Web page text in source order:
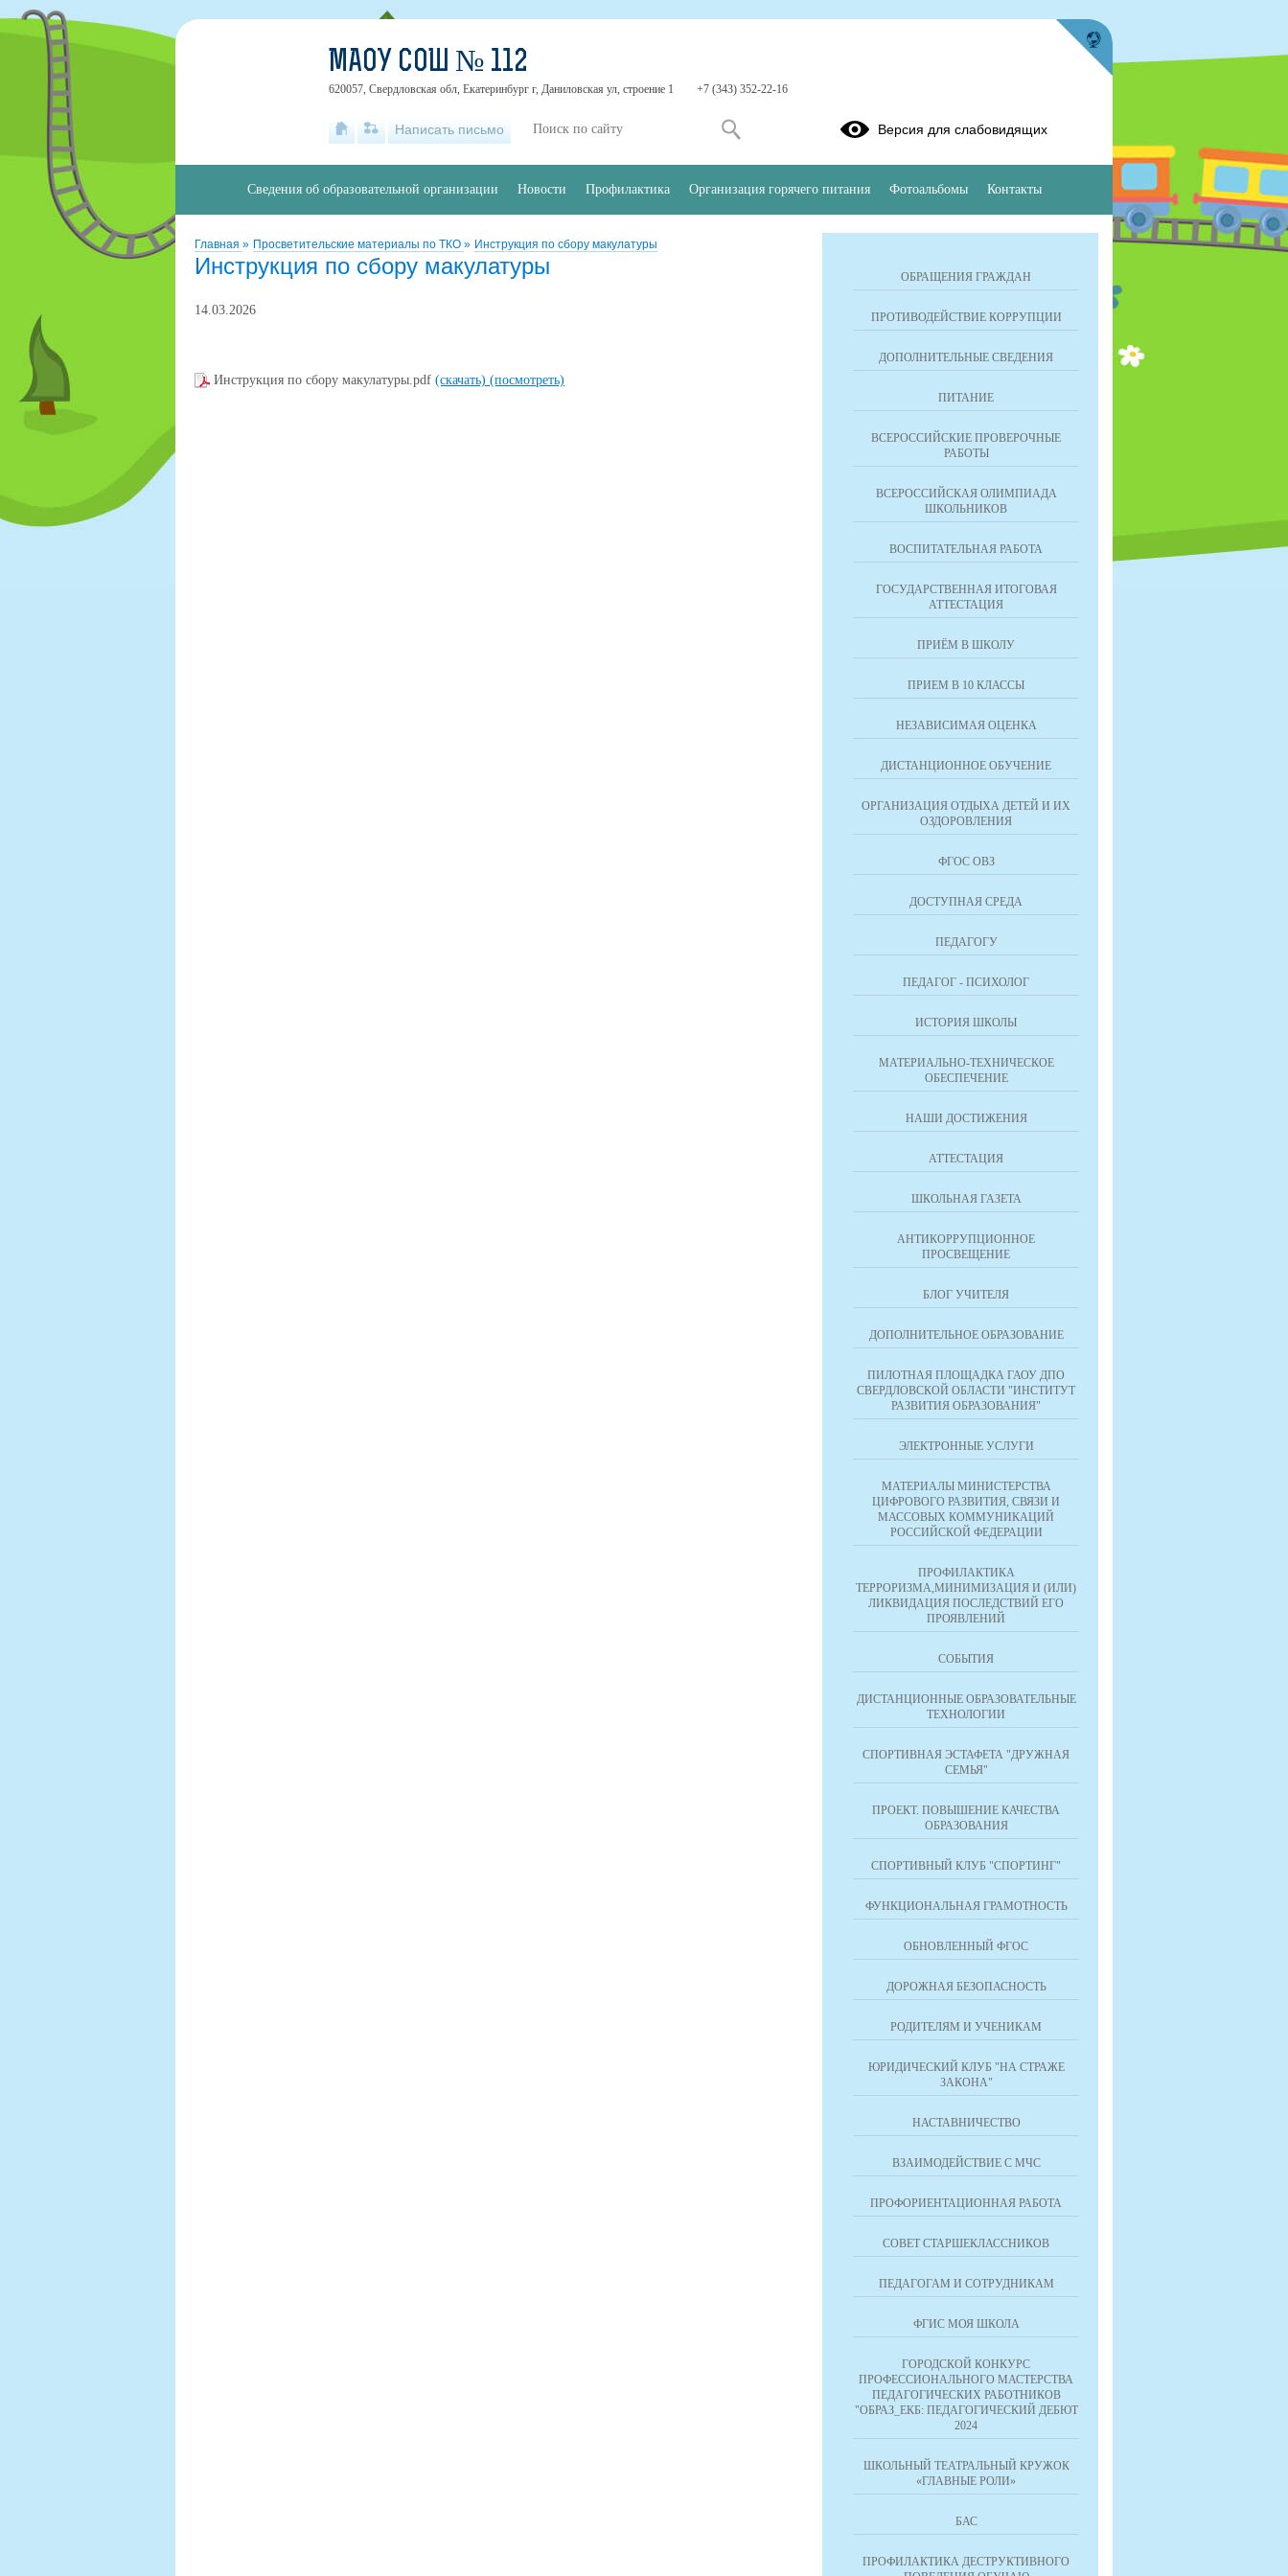
Главная » Просветительские материалы по ТКО » Инструкция по сбору макулатуры
Инструкция по сбору макулатуры
14.03.2026
Инструкция по сбору макулатуры.pdf (скачать) (посмотреть)
ОБРАЩЕНИЯ ГРАЖДАН
ПРОТИВОДЕЙСТВИЕ КОРРУПЦИИ
ДОПОЛНИТЕЛЬНЫЕ СВЕДЕНИЯ
ПИТАНИЕ
ВСЕРОССИЙСКИЕ ПРОВЕРОЧНЫЕ
РАБОТЫ
ВСЕРОССИЙСКАЯ ОЛИМПИАДА
ШКОЛЬНИКОВ
ВОСПИТАТЕЛЬНАЯ РАБОТА
ГОСУДАРСТВЕННАЯ ИТОГОВАЯ
АТТЕСТАЦИЯ
ПРИЁМ В ШКОЛУ
ПРИЕМ В 10 КЛАССЫ
НЕЗАВИСИМАЯ ОЦЕНКА
ДИСТАНЦИОННОЕ ОБУЧЕНИЕ
ОРГАНИЗАЦИЯ ОТДЫХА ДЕТЕЙ И ИХ
ОЗДОРОВЛЕНИЯ
ФГОС ОВЗ
ДОСТУПНАЯ СРЕДА
ПЕДАГОГУ
ПЕДАГОГ - ПСИХОЛОГ
ИСТОРИЯ ШКОЛЫ
МАТЕРИАЛЬНО-ТЕХНИЧЕСКОЕ
ОБЕСПЕЧЕНИЕ
НАШИ ДОСТИЖЕНИЯ
АТТЕСТАЦИЯ
ШКОЛЬНАЯ ГАЗЕТА
АНТИКОРРУПЦИОННОЕ
ПРОСВЕЩЕНИЕ
БЛОГ УЧИТЕЛЯ
ДОПОЛНИТЕЛЬНОЕ ОБРАЗОВАНИЕ
ПИЛОТНАЯ ПЛОЩАДКА ГАОУ ДПО
СВЕРДЛОВСКОЙ ОБЛАСТИ "ИНСТИТУТ
РАЗВИТИЯ ОБРАЗОВАНИЯ"
ЭЛЕКТРОННЫЕ УСЛУГИ
МАТЕРИАЛЫ МИНИСТЕРСТВА
ЦИФРОВОГО РАЗВИТИЯ, СВЯЗИ И
МАССОВЫХ КОММУНИКАЦИЙ
РОССИЙСКОЙ ФЕДЕРАЦИИ
ПРОФИЛАКТИКА
ТЕРРОРИЗМА,МИНИМИЗАЦИЯ И (ИЛИ)
ЛИКВИДАЦИЯ ПОСЛЕДСТВИЙ ЕГО
ПРОЯВЛЕНИЙ
СОБЫТИЯ
ДИСТАНЦИОННЫЕ ОБРАЗОВАТЕЛЬНЫЕ
ТЕХНОЛОГИИ
СПОРТИВНАЯ ЭСТАФЕТА "ДРУЖНАЯ
СЕМЬЯ"
ПРОЕКТ. ПОВЫШЕНИЕ КАЧЕСТВА
ОБРАЗОВАНИЯ
СПОРТИВНЫЙ КЛУБ "СПОРТИНГ"
ФУНКЦИОНАЛЬНАЯ ГРАМОТНОСТЬ
ОБНОВЛЕННЫЙ ФГОС
ДОРОЖНАЯ БЕЗОПАСНОСТЬ
РОДИТЕЛЯМ И УЧЕНИКАМ
ЮРИДИЧЕСКИЙ КЛУБ "НА СТРАЖЕ
ЗАКОНА"
НАСТАВНИЧЕСТВО
ВЗАИМОДЕЙСТВИЕ С МЧС
ПРОФОРИЕНТАЦИОННАЯ РАБОТА
СОВЕТ СТАРШЕКЛАССНИКОВ
ПЕДАГОГАМ И СОТРУДНИКАМ
ФГИС МОЯ ШКОЛА
ГОРОДСКОЙ КОНКУРС
ПРОФЕССИОНАЛЬНОГО МАСТЕРСТВА
ПЕДАГОГИЧЕСКИХ РАБОТНИКОВ
"ОБРАЗ_ЕКБ: ПЕДАГОГИЧЕСКИЙ ДЕБЮТ
2024
ШКОЛЬНЫЙ ТЕАТРАЛЬНЫЙ КРУЖОК
«ГЛАВНЫЕ РОЛИ»
БАС
ПРОФИЛАКТИКА ДЕСТРУКТИВНОГО
МАОУ СОШ № 112
620057, Свердловская обл, Екатеринбург г, Даниловская ул, строение 1 +7 (343) 352-22-16
Написать письмо Версия для слабовидящих
Сведения об образовательной организации Новости Профилактика Организация горячего питания Фотоальбомы Контакты